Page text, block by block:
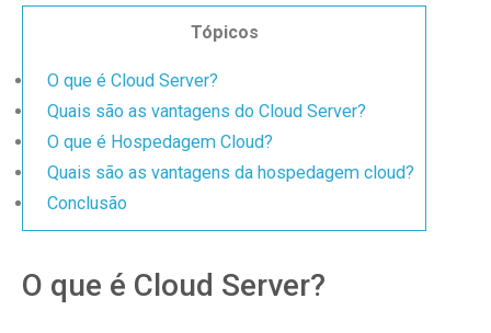
Tópicos
O que é Cloud Server?
Quais são as vantagens do Cloud Server?
O que é Hospedagem Cloud?
Quais são as vantagens da hospedagem cloud?
Conclusão
O que é Cloud Server?